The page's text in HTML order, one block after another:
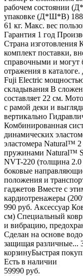
рабочем состоянии
упаковке (Д*Ш*В)
61 кг. Макс. вес
Гарантия 1 год
Страна изготовления
комплект поставки,
справочными и могут
отражения в
Fuji Electric
складывания В
составляет 22 см.
с рамой деки и
вертикально
Комбинированная
динамических
эластомера Natural™
пружинами Natural™
NVT-220 (толщина
боковые
положения и
гаджетов Вместе с
кардиотренажеры
990 руб. Аксессуар
см) Специальный
и вибрацию,
Сделан на основе
защищая различные...
корзинуБыстрая
Есть в наличии
59990 руб.